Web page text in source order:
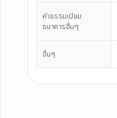
ค่าธรรมเนียม
ธนาคารอื่นๆ
อื่นๆ